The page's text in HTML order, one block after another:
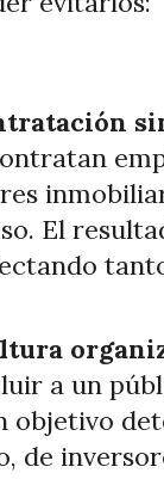
El
a un
objetivo
de